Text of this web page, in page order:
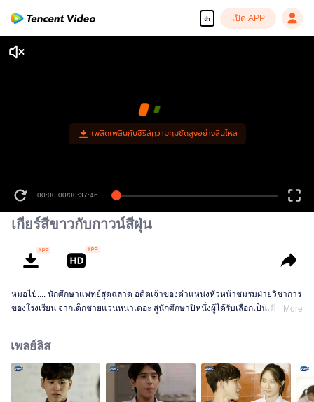
th เปิด APP
เพลิดเพลินกับซีรีส์ความคมชัดสูงอย่างลื่นไหล
00:00:00/00:37:46
เกียร์สีขาวกับกาวน์สีฝุ่น
หมอไป๋.... นักศึกษาแพทย์สุดฉลาด อดีตเจ้าของตำแหน่งหัวหน้าชมรมฝ่ายวิชาการ
ของโรงเรียน จากเด็กชายแว่นหนาเตอะ สู่นักศึกษาปีหนึ่งผู้ได้รับเลือกเป็นเดือน
กีฬาของโรงเรียน เขาโดดเด่นและยืนอยู่กลางแสงไฟเสมอ โชคชะตาทำให้เขากลับ
มาพบกับคู่อริของเขาอีกครั้ง เจ้าของต่างหูรูปกาวน์สีฝุ่น ที่ประดับอยู่กับตัวเขา
ตลอดเวลา เขากำลังกลับมาทวงสัญญา
More
เพลย์ลิส